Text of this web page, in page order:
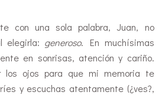
con una sola palabra, Juan, no
elegirla: generoso. En muchísimas
en sonrisas, atención y cariño.
los ojos para que mi memoria te
y escuchas atentamente (¿ves?,